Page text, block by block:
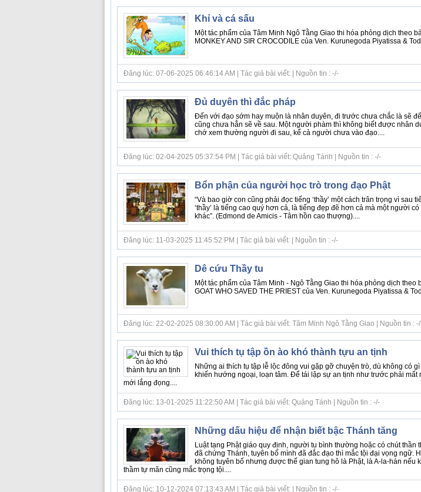
Khỉ và cá sấu
Một tác phẩm của Tâm Minh Ngô Tằng Giao thi hóa phỏng dịch theo
MONKEY AND SIR CROCODILE của Ven. Kurunegoda Piyatissa & Tod
Đăng lúc: 07-06-2025 06:46:14 AM | Tác giả bài viết: | Nguồn tin : -/-
Đủ duyên thì đắc pháp
Đến với đạo sớm hay muộn là nhân duyên, đi trước chưa chắc là sẽ
cũng chưa hẳn sẽ về sau. Một người phàm thì không biết được nhân
chớ xem thường người đi sau, kể cả người chưa vào đạo....
Đăng lúc: 02-04-2025 05:37:54 PM | Tác giả bài viết: Quảng Tánh | Nguồn tin : -/-
Bổn phận của người học trò trong đạo Phật
“Và bao giờ con cũng phải đọc tiếng ‘thầy’ một cách trân trọng vì sau
‘thầy’ là tiếng cao quý hơn cả, là tiếng đẹp đẽ hơn cả mà một người
khác”. (Edmond de Amicis - Tâm hồn cao thượng)....
Đăng lúc: 11-03-2025 11:45:52 PM | Tác giả bài viết: | Nguồn tin : -/-
Dê cứu Thầy tu
Một tác phẩm của Tâm Minh - Ngô Tằng Giao thi hóa phỏng dịch theo
GOAT WHO SAVED THE PRIEST của Ven. Kurunegoda Piyatissa & Tod
Đăng lúc: 22-02-2025 08:30:00 AM | Tác giả bài viết: Tâm Minh Ngô Tằng Giao | Nguồn tin :
Vui thích tụ tập ồn ào khó thành tựu an tịnh
Những ai thích tụ tập lễ lộc đông vui gặp gỡ chuyện trò, dù không có
khiến hướng ngoại, loạn tâm. Để tái lập sự an tịnh như trước phải mất
mới lắng đọng....
Đăng lúc: 13-01-2025 11:22:50 AM | Tác giả bài viết: Quảng Tánh | Nguồn tin : -/-
Những dấu hiệu để nhận biết bậc Thánh tăng
Luật tạng Phật giáo quy định, người tu bình thường hoặc có chút thần
đã chứng Thánh, tuyên bố mình đã đắc đạo thì mắc tội đại vọng ngữ.
không tuyên bố nhưng được thế gian tung hô là Phật, là A-la-hán nếu
thầm tự mãn cũng mắc trọng tội....
Đăng lúc: 10-12-2024 07:13:43 AM | Tác giả bài viết: | Nguồn tin : -/-